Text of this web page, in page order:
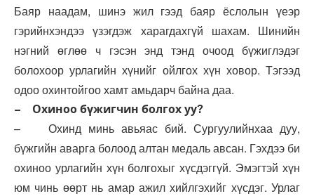
Баяр наадам, шинэ жил гээд баяр ёслолын үеэр
гэрийнхэндээ үзэгдэж харагдахгүй шахам. Шинийн
нэгний өглөө ч гэсэн энд тэнд очоод бүжиглэдэг
болохоор урлагийн хүнийг ойлгох хүн ховор. Тэгээд
одоо охинтойгоо хамт амьдарч байна даа.
– Охиноо бүжигчин болгох уу?
– Охинд минь авьяас бий. Сургуулийнхаа дуу,
бүжгийн аварга болоод алтан медаль авсан. Гэхдээ би
охиноо урлагийн хүн болгохыг хүсдэггүй. Эмэгтэй хүн
юм чинь өөрт нь амар ажил хийлгэхийг хүсдэг. Урлаг